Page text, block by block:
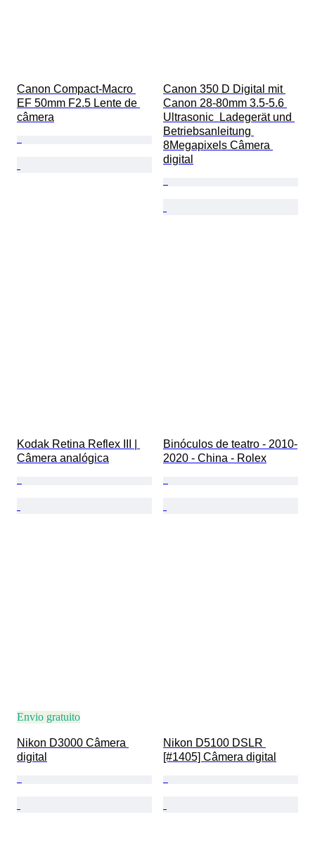
Canon Compact-Macro
EF 50mm F2.5 Lente de
câmera
Canon 350 D Digital mit
Canon 28-80mm 3.5-5.6
Ultrasonic  Ladegerät und
Betriebsanleitung
8Megapixels Câmera
digital
Kodak Retina Reflex III |
Câmera analógica
Binóculos de teatro - 2010-
2020 - China - Rolex
Envio gratuito
Nikon D3000 Câmera
digital
Nikon D5100 DSLR
[#1405] Câmera digital